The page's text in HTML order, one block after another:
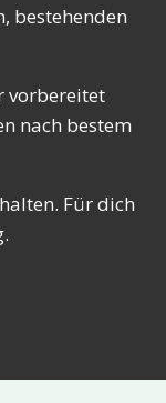
bestehenden
vorbereitet
nach bestem
Für dich